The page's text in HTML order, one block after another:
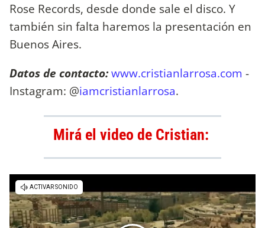
Rose Records, desde donde sale el disco. Y
también sin falta haremos la presentación en
Buenos Aires.
Datos de contacto:www.cristianlarrosa.com -
Instagram: @iamcristianlarrosa.
Mirá el video de Cristian: